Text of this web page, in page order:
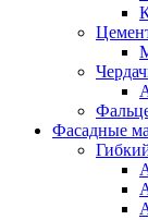
Фасадные